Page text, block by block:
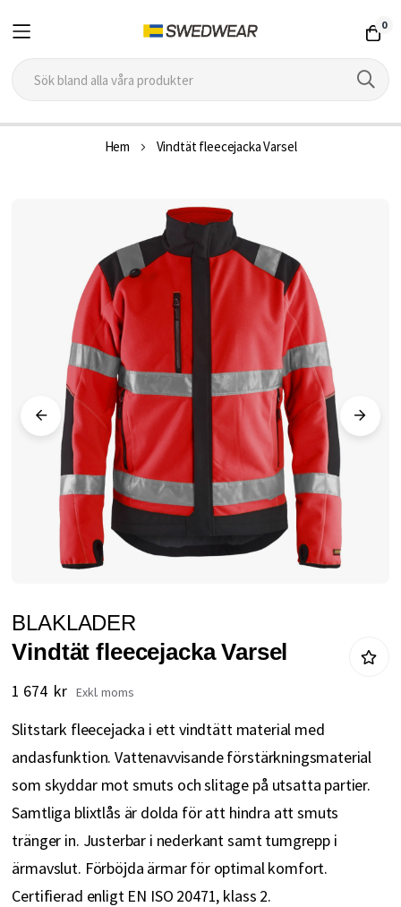
0
Hem Vindtät fleecejacka Varsel
bildgalleriet
till
början
av
BLAKLADER
Vindtät fleecejacka Varsel
1 674 kr
Slitstark fleecejacka i ett vindtätt material med
andasfunktion. Vattenavvisande förstärkningsmaterial
som skyddar mot smuts och slitage på utsatta partier.
Samtliga blixtlås är dolda för att hindra att smuts
tränger in. Justerbar i nederkant samt tumgrepp i
ärmavslut. Förböjda ärmar för optimal komfort.
Certifierad enligt EN ISO 20471, klass 2.